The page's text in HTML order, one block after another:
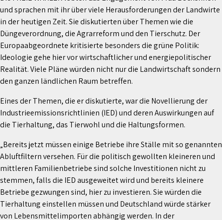
und sprachen mit ihr über viele Herausforderungen der Landwirte
in der heutigen Zeit. Sie diskutierten über Themen wie die
Düngeverordnung, die Agrarreform und den Tierschutz. Der
Europaabgeordnete kritisierte besonders die grüne Politik:
Ideologie gehe hier vor wirtschaftlicher und energiepolitischer
Realität. Viele Pläne würden nicht nur die Landwirtschaft sondern
den ganzen ländlichen Raum betreffen.
Eines der Themen, die er diskutierte, war die Novellierung der
Industrieemissionsrichtlinien (IED) und deren Auswirkungen auf
die Tierhaltung, das Tierwohl und die Haltungsformen.
„Bereits jetzt müssen einige Betriebe ihre Ställe mit so genannten
Abluftfiltern versehen. Für die politisch gewollten kleineren und
mittleren Familienbetriebe sind solche Investitionen nicht zu
stemmen, falls die IED ausgeweitet wird und bereits kleinere
Betriebe gezwungen sind, hier zu investieren. Sie würden die
Tierhaltung einstellen müssen und Deutschland würde stärker
von Lebensmittelimporten abhängig werden. In der